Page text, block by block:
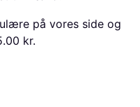
på vores side og
kr.